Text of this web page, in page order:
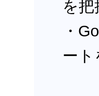
を
・
ート